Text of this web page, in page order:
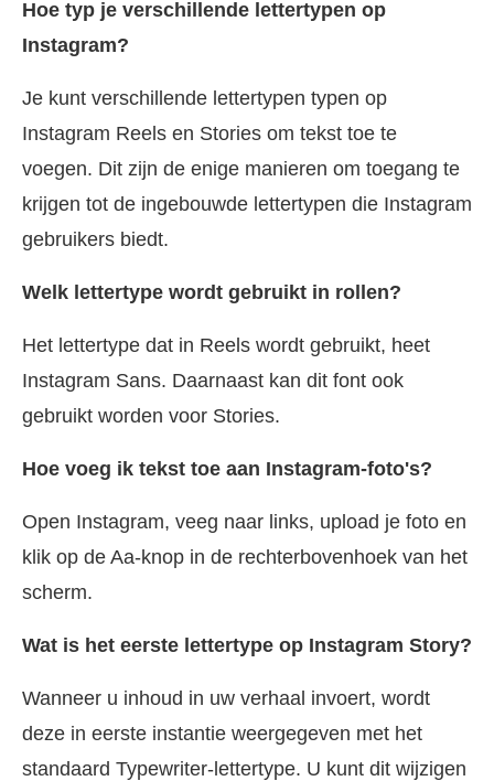
Hoe typ je verschillende lettertypen op
Instagram?
Je kunt verschillende lettertypen typen op
Instagram Reels en Stories om tekst toe te
voegen. Dit zijn de enige manieren om toegang te
krijgen tot de ingebouwde lettertypen die Instagram
gebruikers biedt.
Welk lettertype wordt gebruikt in rollen?
Het lettertype dat in Reels wordt gebruikt, heet
Instagram Sans. Daarnaast kan dit font ook
gebruikt worden voor Stories.
Hoe voeg ik tekst toe aan Instagram-foto's?
Open Instagram, veeg naar links, upload je foto en
klik op de Aa-knop in de rechterbovenhoek van het
scherm.
Wat is het eerste lettertype op Instagram Story?
Wanneer u inhoud in uw verhaal invoert, wordt
deze in eerste instantie weergegeven met het
standaard Typewriter-lettertype. U kunt dit wijzigen